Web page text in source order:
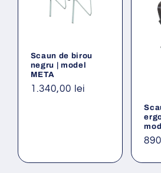
Scaun de birou
negru | model
META
Preț
1.340,00 lei